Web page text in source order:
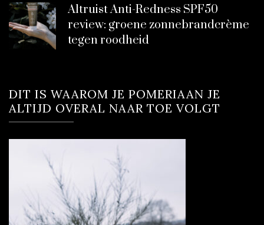
Altruist Anti-Redness SPF50
review: groene zonnebrandcrème
tegen roodheid
DIT IS WAAROM JE POMERIAAN JE
ALTIJD OVERAL NAAR TOE VOLGT